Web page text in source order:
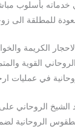
خدماته بأسلوب
للمطلقة الى
الكريمة
القوية
في عمليات
يعتمد الشيخ
الروحانية